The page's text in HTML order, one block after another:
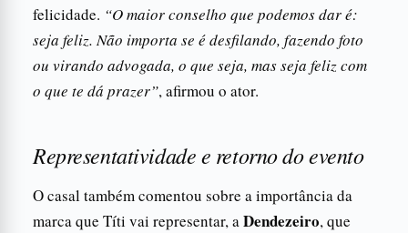
felicidade. “O maior conselho que podemos dar é:
seja feliz. Não importa se é desfilando, fazendo foto
ou virando advogada, o que seja, mas seja feliz com
o que te dá prazer”, afirmou o ator.
Representatividade e retorno do evento
O casal também comentou sobre a importância da
marca que Títi vai representar, aDendezeiro, que